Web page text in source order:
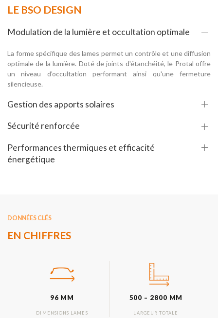
LE BSO DESIGN
Modulation de la lumière et occultation optimale
La forme spécifique des lames permet un contrôle et une diffusion
optimale de la lumière. Doté de joints d'étanchéité, le Protal offre
un niveau d'occultation performant ainsi qu'une fermeture
silencieuse.
Gestion des apports solaires
Sécurité renforcée
Performances thermiques et efficacité
énergétique
DONNÉES CLÉS
EN CHIFFRES
96 MM
DIMENSIONS LAMES
500 – 2800 MM
LARGEUR TOTALE